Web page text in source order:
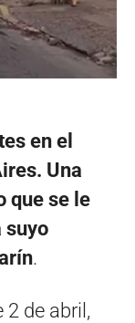
en el
Una
que se le
suyo
.
2 de abril,